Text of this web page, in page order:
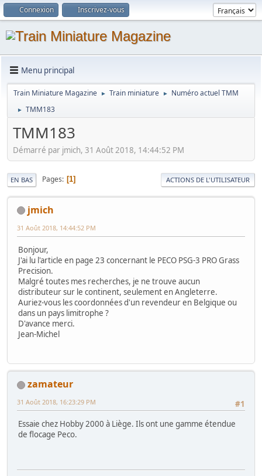
Connexion Inscrivez-vous
Menu principal
Train Miniature Magazine ► Train miniature ► Numéro actuel TMM
► TMM183
TMM183
Démarré par jmich, 31 Août 2018, 14:44:52 PM
EN BAS Pages 1 ACTIONS DE L'UTILISATEUR
jmich
31 Août 2018, 14:44:52 PM
Bonjour,
J'ai lu l'article en page 23 concernant le PECO PSG-3 PRO Grass
Precision.
Malgré toutes mes recherches, je ne trouve aucun
distributeur sur le continent, seulement en Angleterre.
Auriez-vous les coordonnées d'un revendeur en Belgique ou
dans un pays limitrophe ?
D'avance merci.
Jean-Michel
zamateur
#1
31 Août 2018, 16:23:29 PM
Essaie chez Hobby 2000 à Liège. Ils ont une gamme étendue
de flocage Peco.